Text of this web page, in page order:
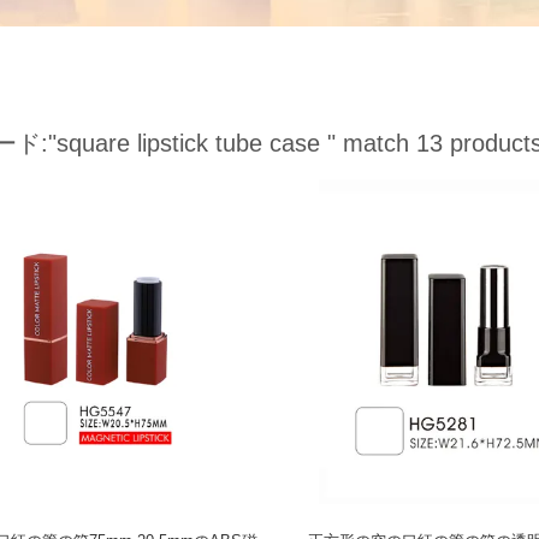
ド:"square lipstick tube case " match 13